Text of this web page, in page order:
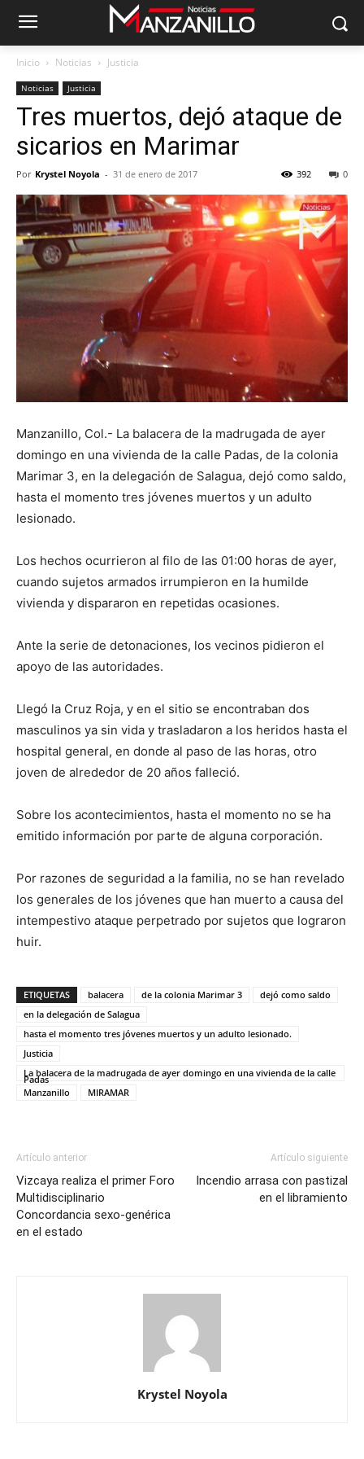
Inicio Noticias Justicia
Noticias Justicia
Tres muertos, dejó ataque de
sicarios en Marimar
Por Krystel Noyola - 31 de enero de 2017 0
392
Manzanillo, Col.- La balacera de la madrugada de ayer
domingo en una vivienda de la calle Padas, de la colonia
Marimar 3, en la delegación de Salagua, dejó como saldo,
hasta el momento tres jóvenes muertos y un adulto
lesionado.
Los hechos ocurrieron al filo de las 01:00 horas de ayer,
cuando sujetos armados irrumpieron en la humilde
vivienda y dispararon en repetidas ocasiones.
Ante la serie de detonaciones, los vecinos pidieron el
apoyo de las autoridades.
Llegó la Cruz Roja, y en el sitio se encontraban dos
masculinos ya sin vida y trasladaron a los heridos hasta el
hospital general, en donde al paso de las horas, otro
joven de alrededor de 20 años falleció.
Sobre los acontecimientos, hasta el momento no se ha
emitido información por parte de alguna corporación.
Por razones de seguridad a la familia, no se han revelado
los generales de los jóvenes que han muerto a causa del
intempestivo ataque perpetrado por sujetos que lograron
huir.
ETIQUETAS balacera de la colonia Marimar 3
dejó como saldo
en la delegación de Salagua
hasta el momento tres jóvenes muertos y un adulto lesionado.
Justicia
La balacera de la madrugada de ayer domingo en una vivienda de la calle
Padas
Manzanillo
MIRAMAR
Artículo anterior
Vizcaya realiza el primer Foro
Multidisciplinario
Concordancia sexo-genérica
en el estado
Artículo siguiente
Incendio arrasa con pastizal
en el libramiento
Krystel Noyola